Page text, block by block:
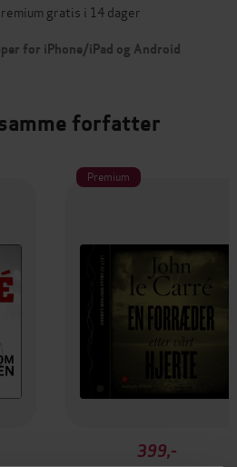
gratis i 14 dager
for iPhone/iPad og Android
forfatter
Premium
399,-